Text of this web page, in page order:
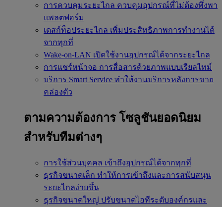
การควบคุมระยะไกล ควบคุมอุปกรณ์ที่ไม่ต้องพึ่งพา
แพลตฟอร์ม
เดสก์ท็อประยะไกล เพิ่มประสิทธิภาพการทำงานได้
จากทุกที่
Wake-on-LAN เปิดใช้งานอุปกรณ์ได้จากระยะไกล
การแชร์หน้าจอ การสื่อสารด้วยภาพแบบเรียลไทม์
บริการ Smart Service ทำให้งานบริการหลังการขาย
คล่องตัว
ตามความต้องการ โซลูชันยอดนิยม
สำหรับทีมต่างๆ
การใช้ส่วนบุคคล เข้าถึงอุปกรณ์ได้จากทุกที่
ธุรกิจขนาดเล็ก ทำให้การเข้าถึงและการสนับสนุน
ระยะไกลง่ายขึ้น
ธุรกิจขนาดใหญ่ ปรับขนาดไอทีระดับองค์กรและ